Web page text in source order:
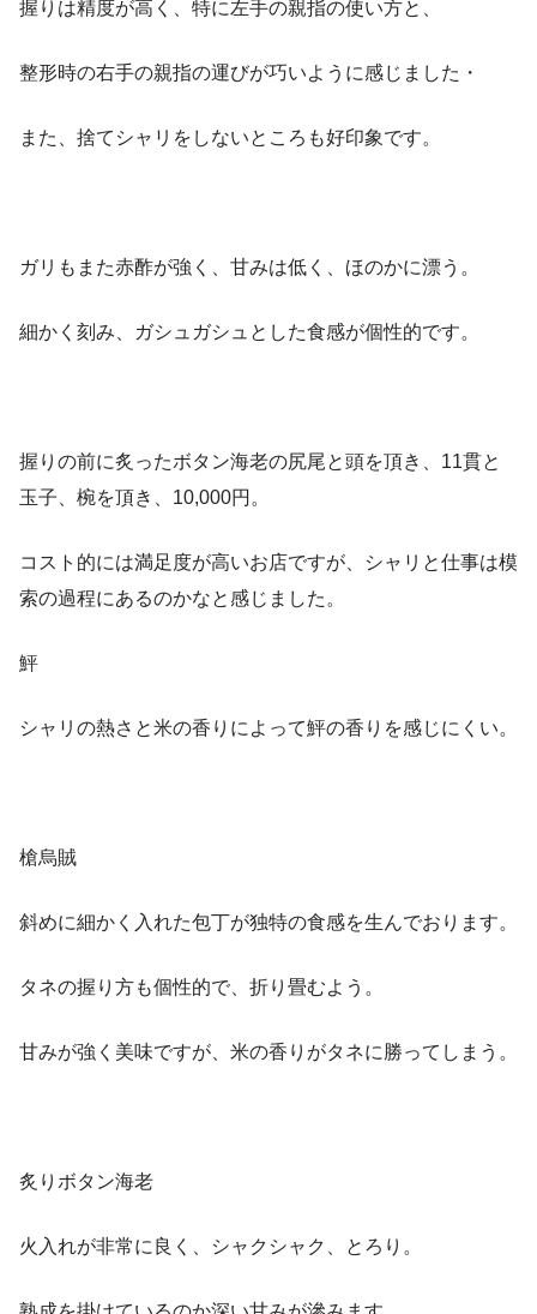
握りは精度が高く、特に左手の親指の使い方と、
整形時の右手の親指の運びが巧いように感じました・
また、捨てシャリをしないところも好印象です。
ガリもまた赤酢が強く、甘みは低く、ほのかに漂う。
細かく刻み、ガシュガシュとした食感が個性的です。
握りの前に炙ったボタン海老の尻尾と頭を頂き、11貫と
玉子、椀を頂き、10,000円。
コスト的には満足度が高いお店ですが、シャリと仕事は模
索の過程にあるのかなと感じました。
鮃
シャリの熱さと米の香りによって鮃の香りを感じにくい。
槍烏賊
斜めに細かく入れた包丁が独特の食感を生んでおります。
タネの握り方も個性的で、折り畳むよう。
甘みが強く美味ですが、米の香りがタネに勝ってしまう。
炙りボタン海老
火入れが非常に良く、シャクシャク、とろり。